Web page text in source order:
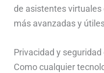
de asistentes
más avanzadas y
Privacidad y
Como cualquier